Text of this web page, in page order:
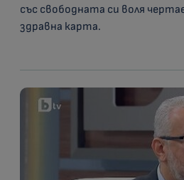
със свободната си воля
здравна карта.